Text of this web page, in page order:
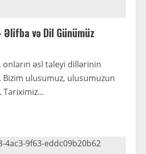
və Dil Günümüz
onların əsl taleyi dillərinin
Bizim ulusumuz, ulusumuzun